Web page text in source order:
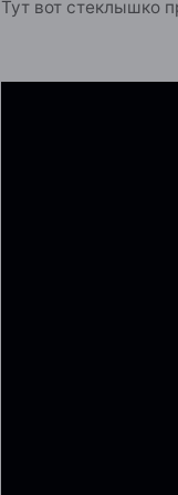
Тут вот стеклышко